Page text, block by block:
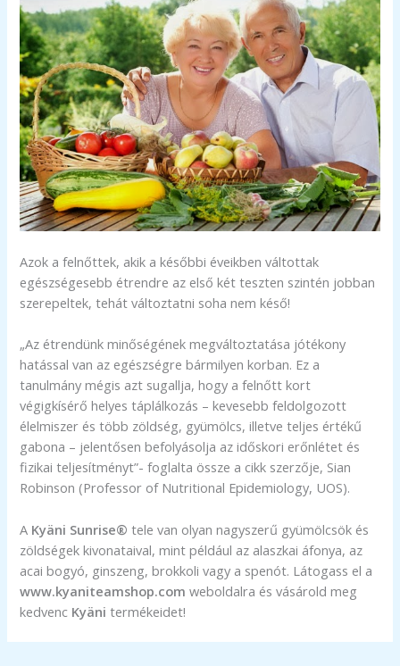
Azok a felnőttek, akik a későbbi éveikben váltottak
egészségesebb étrendre az első két teszten szintén jobban
szerepeltek, tehát változtatni soha nem késő!
„Az étrendünk minőségének megváltoztatása jótékony
hatással van az egészségre bármilyen korban. Ez a
tanulmány mégis azt sugallja, hogy a felnőtt kort
végigkísérő helyes táplálkozás – kevesebb feldolgozott
élelmiszer és több zöldség, gyümölcs, illetve teljes értékű
gabona – jelentősen befolyásolja az időskori erőnlétet és
fizikai teljesítményt”- foglalta össze a cikk szerzője, Sian
Robinson (Professor of Nutritional Epidemiology, UOS).
A Kyäni Sunrise® tele van olyan nagyszerű gyümölcsök és
zöldségek kivonataival, mint például az alaszkai áfonya, az
acai bogyó, ginszeng, brokkoli vagy a spenót. Látogass el a
www.kyaniteamshop.com weboldalra és vásárold meg
kedvenc Kyäni termékeidet!